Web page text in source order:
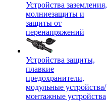
Устройства заземления,
молниезащиты и
защиты от
перенапряжений
Устройства защиты,
плавкие
предохранители,
модульные устройства/
монтажные устройства